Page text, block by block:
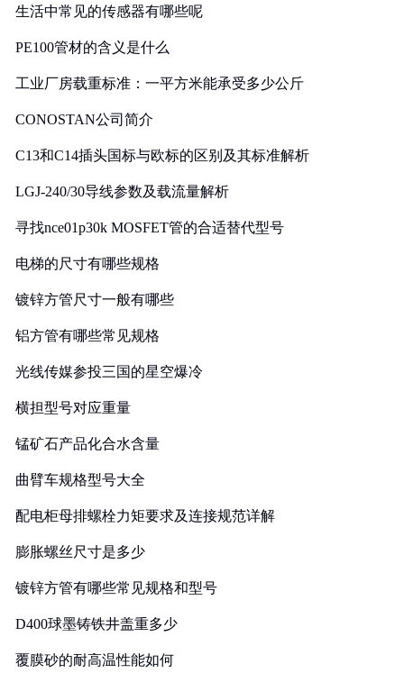
生活中常见的传感器有哪些呢
PE100管材的含义是什么
工业厂房载重标准：一平方米能承受多少公斤
CONOSTAN公司简介
C13和C14插头国标与欧标的区别及其标准解析
LGJ-240/30导线参数及载流量解析
寻找nce01p30k MOSFET管的合适替代型号
电梯的尺寸有哪些规格
镀锌方管尺寸一般有哪些
铝方管有哪些常见规格
光线传媒参投三国的星空爆冷
横担型号对应重量
锰矿石产品化合水含量
曲臂车规格型号大全
配电柜母排螺栓力矩要求及连接规范详解
膨胀螺丝尺寸是多少
镀锌方管有哪些常见规格和型号
D400球墨铸铁井盖重多少
覆膜砂的耐高温性能如何